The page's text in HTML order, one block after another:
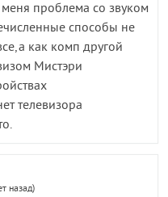
меня проблема со звуком
способы не
как комп другой
Мистэри
телевизора
назад)